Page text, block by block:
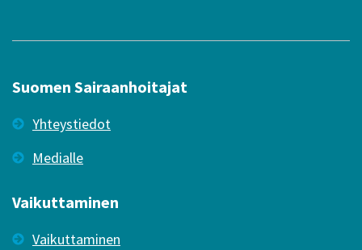
Suomen Sairaanhoitajat
Yhteystiedot
Medialle
Vaikuttaminen
Vaikuttaminen